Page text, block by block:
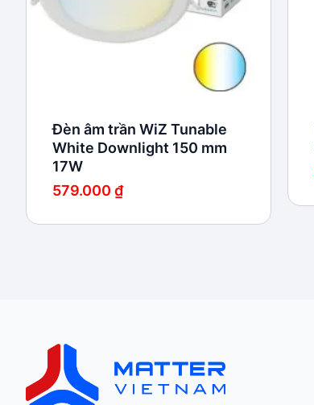
Đèn âm trần WiZ Tunable
White Downlight 150 mm
17W
579.000 ₫